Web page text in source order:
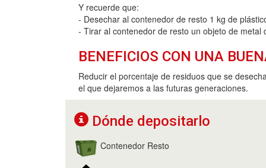
Y recuerde que:
- Desechar al contenedor de resto 1 kg de
- Tirar al contenedor de resto un objeto de
BENEFICIOS CON UNA
Reducir el porcentaje de residuos que se
el que dejaremos a las futuras generaciones.
Dónde depositarlo
Contenedor Resto